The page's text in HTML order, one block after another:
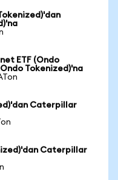
ETF (Ondo
Tokenized)'na
Caterpillar
Caterpillar